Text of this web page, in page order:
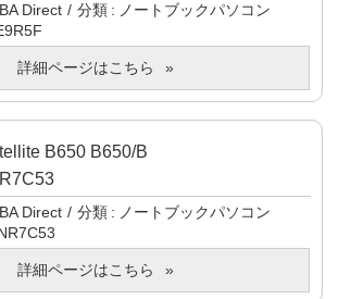
Direct 分類
ノートブックパソコン
詳細ページはこちら
B650 B650/B
Direct 分類
ノートブックパソコン
詳細ページはこちら